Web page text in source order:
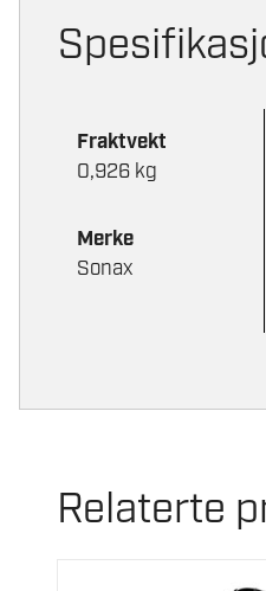
antall
Fraktvekt
0,926 kg
Merke
Sonax
Relaterte